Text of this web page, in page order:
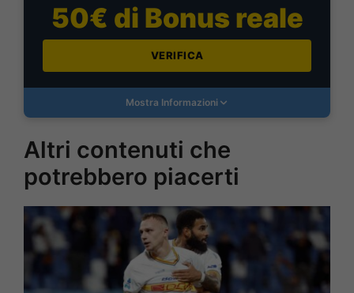
50€ di Bonus reale
VERIFICA
Mostra Informazioni
Altri contenuti che
potrebbero piacerti